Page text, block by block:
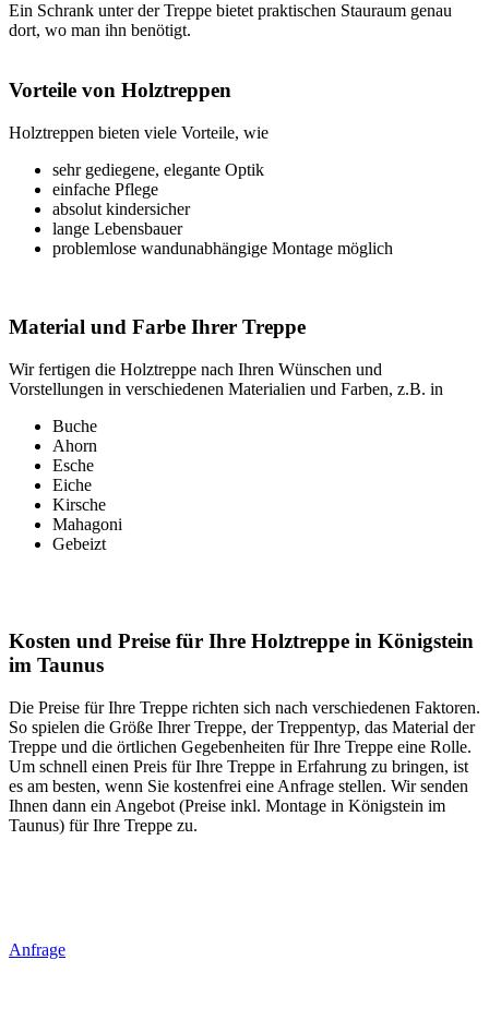
Ein Schrank unter der Treppe bietet praktischen Stauraum genau
dort, wo man ihn benötigt.
Vorteile von Holztreppen
Holztreppen bieten viele Vorteile, wie
sehr gediegene, elegante Optik
einfache Pflege
absolut kindersicher
lange Lebensbauer
problemlose wandunabhängige Montage möglich
Material und Farbe Ihrer Treppe
Wir fertigen die Holztreppe nach Ihren Wünschen und
Vorstellungen in verschiedenen Materialien und Farben, z.B. in
Buche
Ahorn
Esche
Eiche
Kirsche
Mahagoni
Gebeizt
Kosten und Preise für Ihre Holztreppe in Königstein
im Taunus
Die Preise für Ihre Treppe richten sich nach verschiedenen Faktoren.
So spielen die Größe Ihrer Treppe, der Treppentyp, das Material der
Treppe und die örtlichen Gegebenheiten für Ihre Treppe eine Rolle.
Um schnell einen Preis für Ihre Treppe in Erfahrung zu bringen, ist
es am besten, wenn Sie kostenfrei eine Anfrage stellen. Wir senden
Ihnen dann ein Angebot (Preise inkl. Montage in Königstein im
Taunus) für Ihre Treppe zu.
Anfrage